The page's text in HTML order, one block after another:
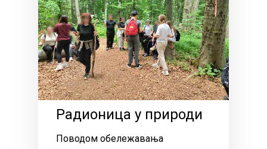
Радионица у природи
Поводом обележавања